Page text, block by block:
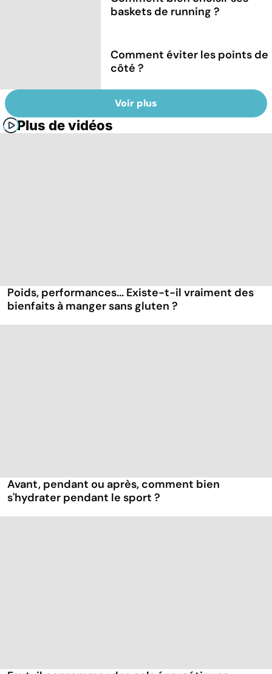
baskets de running ?
Comment éviter les points de
côté ?
Voir plus
Plus de vidéos
Poids, performances... Existe-t-il vraiment des
bienfaits à manger sans gluten ?
Avant, pendant ou après, comment bien
s'hydrater pendant le sport ?